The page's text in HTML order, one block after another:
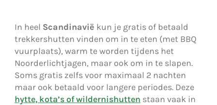
In heel Scandinavië kun je gratis of betaald
trekkershutten vinden om in te eten (met BBQ
vuurplaats), warm te worden tijdens het
Noorderlichtjagen, maar ook om in te slapen.
Soms gratis zelfs voor maximaal 2 nachten
maar ook betaald voor langere periodes. Deze
hytte, kota’s of wildernishutten staan vaak in